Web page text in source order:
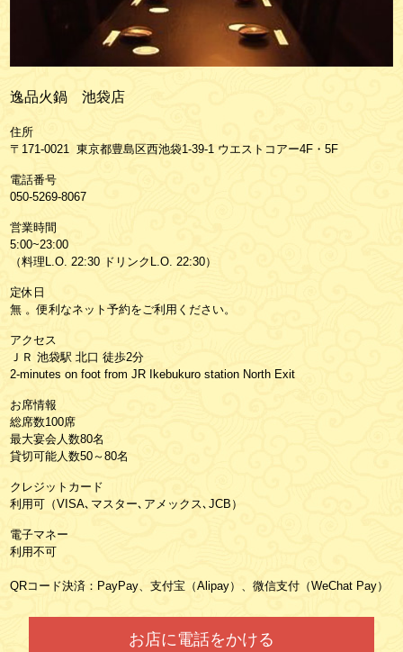
逸品火鍋 池袋店
住所
〒171-0021 東京都豊島区西池袋1-39-1 ウエストコアー4F・5F
電話番号
050-5269-8067
営業時間
5:00~23:00
（料理L.O. 22:30 ドリンクL.O. 22:30）
定休日
無 。便利なネット予約をご利用ください。
アクセス
ＪＲ 池袋駅 北口 徒歩2分
2-minutes on foot from JR Ikebukuro station North Exit
お席情報
総席数100席
最大宴会人数80名
貸切可能人数50～80名
クレジットカード
利用可（VISA､マスター､アメックス､JCB）
電子マネー
利用不可
QRコード決済：PayPay、支付宝（Alipay）、微信支付（WeChat Pay）
お店に電話をかける